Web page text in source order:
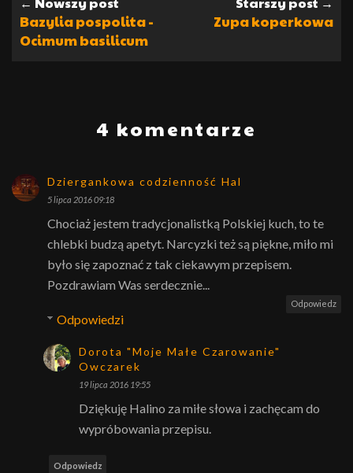
Bazylia pospolita -
Ocimum basilicum
Zupa koperkowa
4 komentarze
Dziergankowa codzienność Hal
5 lipca 2016 09:18
Chociaż jestem tradycjonalistką Polskiej kuch, to te
chlebki budzą apetyt. Narcyzki też są piękne, miło mi
było się zapoznać z tak ciekawym przepisem.
Pozdrawiam Was serdecznie...
Odpowiedz
Odpowiedzi
Dorota "Moje Małe Czarowanie"
Owczarek
19 lipca 2016 19:55
Dziękuję Halino za miłe słowa i zachęcam do
wypróbowania przepisu.
Odpowiedz